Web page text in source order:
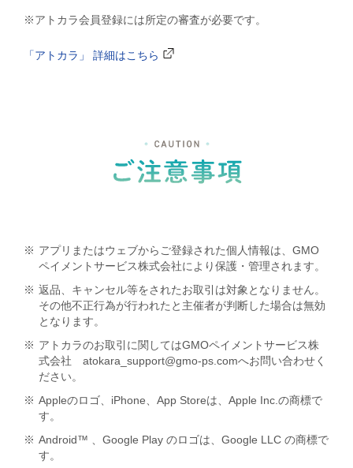
※アトカラ会員登録には所定の審査が必要です。
「アトカラ」 詳細はこちら
※ アプリまたはウェブからご登録された個人情報は、GMO
ペイメントサービス株式会社により保護・管理されます。
※ 返品、キャンセル等をされたお取引は対象となりません。
その他不正行為が行われたと主催者が判断した場合は無効
となります。
※ アトカラのお取引に関してはGMOペイメントサービス株
式会社 atokara_support@gmo-ps.comへお問い合わせく
ださい。
※ Appleのロゴ、iPhone、App Storeは、Apple Inc.の商標で
す。
※ Android™ 、Google Play のロゴは、Google LLC の商標で
す。